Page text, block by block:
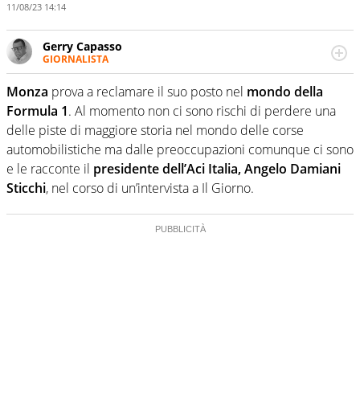
11/08/23 14:14
Gerry Capasso
GIORNALISTA
Per lui gli sport americani non hanno segreti: basket,
football, baseball e la capacità innata di trovare la notizia
dove altri non vedono granché
Monza prova a reclamare il suo posto nel mondo della
Formula 1. Al momento non ci sono rischi di perdere una
delle piste di maggiore storia nel mondo delle corse
automobilistiche ma dalle preoccupazioni comunque ci sono
e le racconte il presidente dell’Aci Italia, Angelo Damiani
Sticchi, nel corso di un’intervista a Il Giorno.